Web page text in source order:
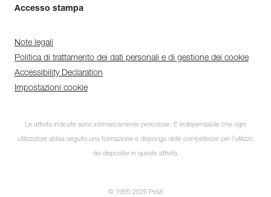
Accesso stampa
Note legali
Politica di trattamento dei dati personali e di gestione dei cookie
Accessibility Declaration
Impostazioni cookie
Le attività indicate sono intrinsecamente pericolose. È indispensabile che ogni
utilizzatore abbia seguito una formazione e disponga delle competenze per l’utilizzo
dei dispositivi in queste attività.
© 1995-2026 Petzl